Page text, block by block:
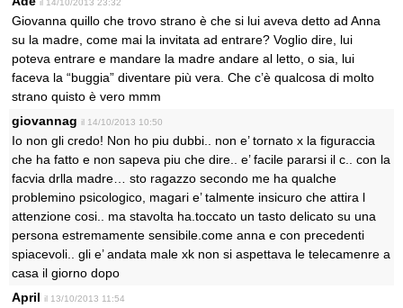
il 14/10/2013 23:32
Giovanna quillo che trovo strano è che si lui aveva detto ad Anna
su la madre, come mai la invitata ad entrare? Voglio dire, lui
poteva entrare e mandare la madre andare al letto, o sia, lui
faceva la “buggia” diventare più vera. Che c’è qualcosa di molto
strano quisto è vero mmm
giovannag il 14/10/2013 10:50
Io non gli credo! Non ho piu dubbi.. non e’ tornato x la figuraccia
che ha fatto e non sapeva piu che dire.. e’ facile pararsi il c.. con la
facvia drlla madre… sto ragazzo secondo me ha qualche
problemino psicologico, magari e’ talmente insicuro che attira l
attenzione cosi.. ma stavolta ha.toccato un tasto delicato su una
persona estremamente sensibile.come anna e con precedenti
spiacevoli.. gli e’ andata male xk non si aspettava le telecamenre a
casa il giorno dopo
April il 13/10/2013 11:54